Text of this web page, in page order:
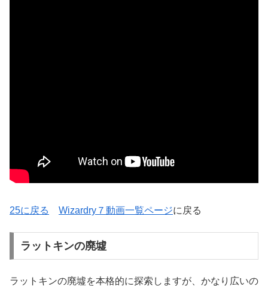
25に戻る Wizardry７動画一覧ページに戻る
ラットキンの廃墟
ラットキンの廃墟を本格的に探索しますが、かなり広いの